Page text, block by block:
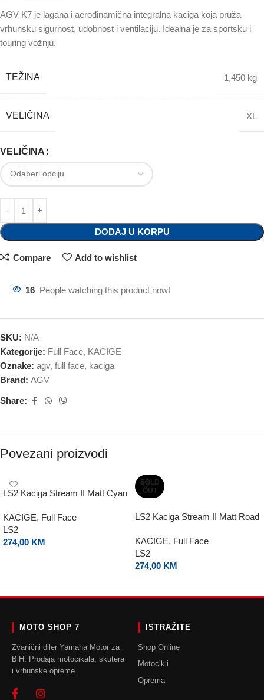
AGV K7 je lagana i aerodinamična integralna kaciga koja pruža
vrhunsku sigurnost, udobnost i ventilaciju. Idealna je za sportsku i
touring vožnju.
TEŽINA 1,450 kg
VELIČINA XL
VELIČINA
DODAJ U KORPU
Compare Add to wishlist
16 People watching this product now!
SKU: N/A
Kategorije: Full Face, KACIGE
Oznake: agv, full face, kaciga
Brand: AGV
Share:
Povezani proizvodi
LS2 Kaciga Stream II Matt Cyan
KACIGE, Full Face
LS2
274,00 KM
SOLD
OUT
LS2 Kaciga Stream II Matt Road
KACIGE, Full Face
LS2
274,00 KM
MOTO SHOP 7
Zvanični diler Yamaha Motor za
BiH. Prodaja motocikala, skutera
i vrhunske opreme.
ISTRAŽITE
Shop Online
Motocikli
Oprema